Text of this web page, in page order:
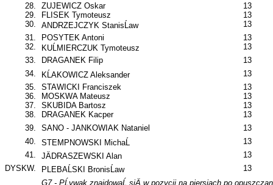
28.
ZUJEWICZ Oskar 13
29.
FLISEK Tymoteusz 13
30.
ANDRZEJCZYK StanisĹaw 13
31.
POSYTEK Antoni 13
32.
KUĹMIERCZUK Tymoteusz 13
33.
DRAGANEK Filip 13
34.
KĹAKOWICZ Aleksander 13
35.
STAWICKI Franciszek 13
36.
MOSKWA Mateusz 13
37.
SKUBIDA Bartosz 13
38.
DRAGANEK Kacper 13
39.
SANO - JANKOWIAK Nataniel 13
40.
STEMPNOWSKI MichaĹ 13
41.
JÄDRASZEWSKI Alan 13
DYSKW.
PLEBAĹSKI BronisĹaw 13
G7 - PĹywak znajdowaĹ siÄ w pozycji na piersiach po